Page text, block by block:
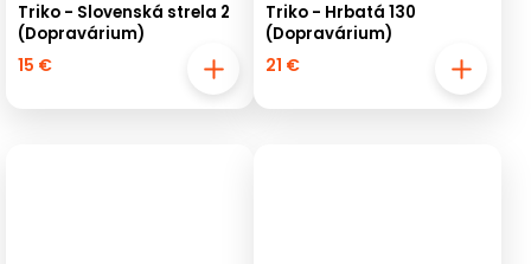
Triko - Slovenská strela 2
(Dopravárium)
15 €
Triko - Hrbatá 130
(Dopravárium)
21 €